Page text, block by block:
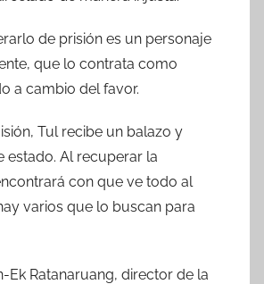
de prisión es un personaje
que lo contrata como
a cambio del favor.
Tul recibe un balazo y
estado. Al recuperar la
con que ve todo al
varios que lo buscan para
Ek Ratanaruang, director de la